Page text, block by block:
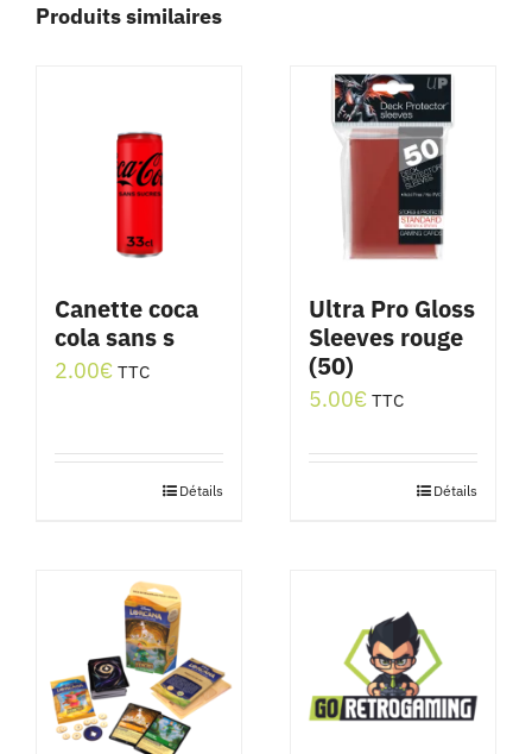
Produits similaires
Canette coca
cola sans s
2.00€ TTC
Détails
Ultra Pro Gloss
Sleeves rouge
(50)
5.00€ TTC
Détails